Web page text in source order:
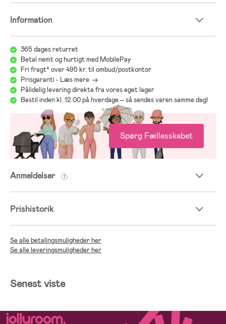
Information
365 dages returret
Betal nemt og hurtigt med MobilePay
Fri fragt* over 495 kr. til ombud/postkontor
Prisgaranti - Læs mere ->
Pålidelig levering direkte fra vores eget lager
Bestil inden kl. 12.00 på hverdage – så sendes varen samme dag!
Spørg Fællesskabet
Anmeldelser
Prishistorik
Se alle betalingsmuligheder her
Se alle leveringsmuligheder her
Senest viste